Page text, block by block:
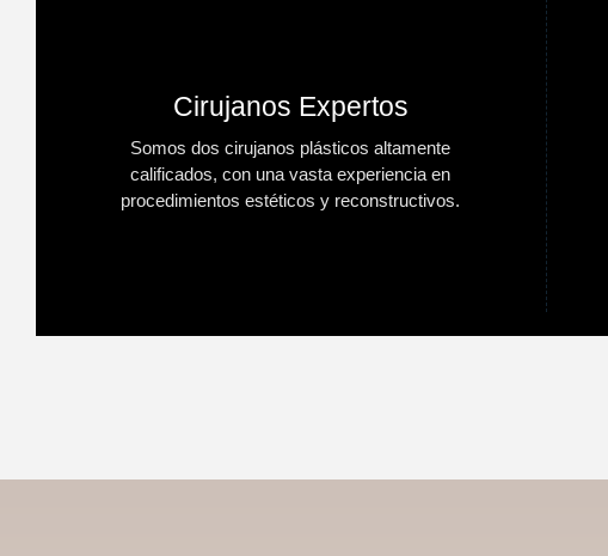
Cirujanos Expertos
Somos dos cirujanos plásticos altamente
calificados, con una vasta experiencia en
procedimientos estéticos y reconstructivos.